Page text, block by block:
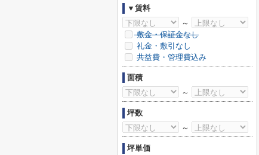
▼賃料
～
敷金・保証金なし
礼金・敷引なし
共益費・管理費込み
面積
～
坪数
～
坪単価